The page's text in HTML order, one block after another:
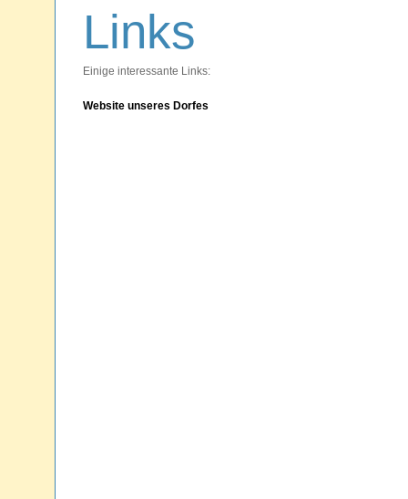
Links
Einige interessante Links:
Website unseres Dorfes